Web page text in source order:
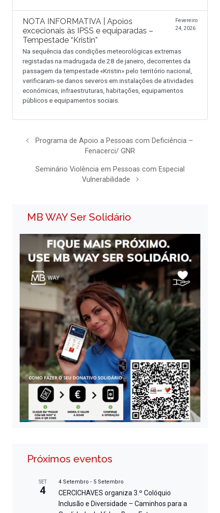
NOTA INFORMATIVA | Apoios
excecionais às IPSS e equiparadas –
Tempestade “Kristin”
Fevereiro
24, 2026
Na sequência das condições meteorológicas extremas
registadas na madrugada de 28 de janeiro, decorrentes da
passagem da tempestade «Kristin» pelo território nacional,
verificaram-se danos severos em instalações de atividades
económicas, infraestruturas, habitações, equipamentos
públicos e equipamentos sociais.
Programa de Apoio a Pessoas com Deficiência –
Fenacerci/ GNR
Seminário Violência em Pessoas com Especial
Vulnerabilidade
MB WAY Ser Solidário
Próximos eventos
SET
4
4 Setembro - 5 Setembro
CERCICHAVES organiza 3.º Colóquio
Inclusão e Diversidade – Caminhos para a